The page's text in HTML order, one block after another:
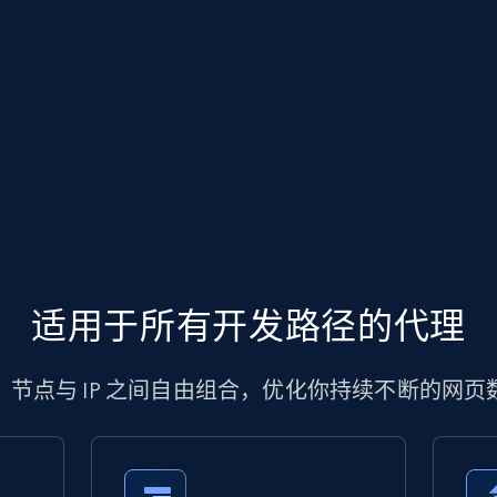
适用于所有开发路径的代理
节点与 IP 之间自由组合，优化你持续不断的网页